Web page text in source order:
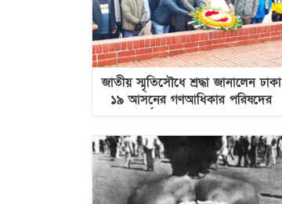
জাতীয় স্মৃতিসৌধে শ্রদ্ধা জানালেন ঢাকা
১৯ আসনের গণআধিকার পরিষদের